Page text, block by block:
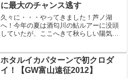
に最大のチャンス逃す
久々に・・・やってきました！芦ノ湖
へ！今年の夏は酒匂川の鮎ルアーに没頭
していたが、ここへきて秋らしい陽気と
ティングから、久々のガッツリキャステ
ィングへ。ご近所サーフでもそ...
ホタルイカパターンで初クロダ
イ！【GW富山遠征2012】